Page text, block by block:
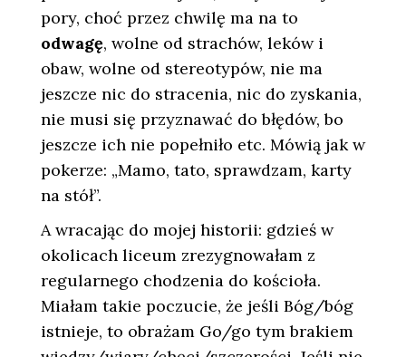
pory, choć przez chwilę ma na to
odwagę, wolne od strachów, leków i
obaw, wolne od stereotypów, nie ma
jeszcze nic do stracenia, nic do zyskania,
nie musi się przyznawać do błędów, bo
jeszcze ich nie popełniło etc. Mówią jak w
pokerze: „Mamo, tato, sprawdzam, karty
na stół”.
A wracając do mojej historii: gdzieś w
okolicach liceum zrezygnowałam z
regularnego chodzenia do kościoła.
Miałam takie poczucie, że jeśli Bóg/bóg
istnieje, to obrażam Go/go tym brakiem